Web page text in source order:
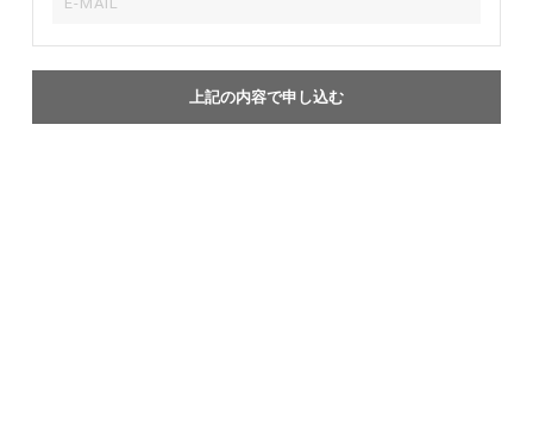
上記の内容で申し込む